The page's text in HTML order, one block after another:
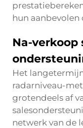
hun
Na-verkoop
Het
radarniveau-
grotendeels af
netwerk van de